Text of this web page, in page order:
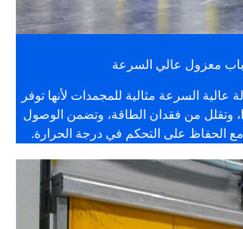
باب معزول عالي السرعة
عالية السرعة مثالية للمجمدات لأنها توفر
وتقلل من فقدان الطاقة، وتضمن الوصول
مع الحفاظ على التحكم في درجة الحرارة.